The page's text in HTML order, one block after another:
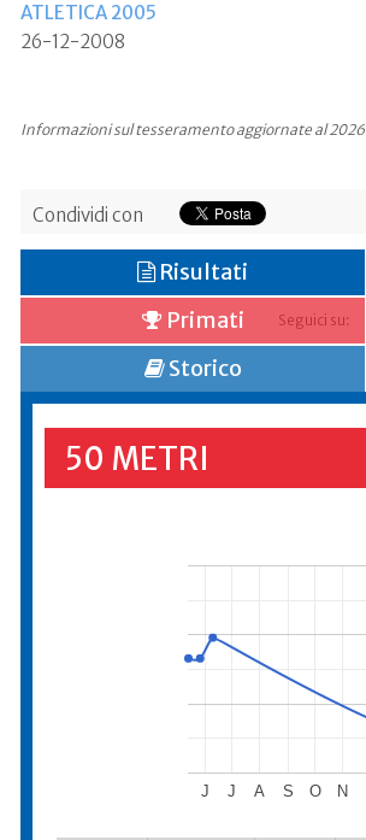
ATLETICA 2005
26-12-2008
Informazioni sul tesseramento aggiornate al 2026
Condividi con
Seguici su:
Risultati
Primati
Storico
50 METRI
J J A S O N